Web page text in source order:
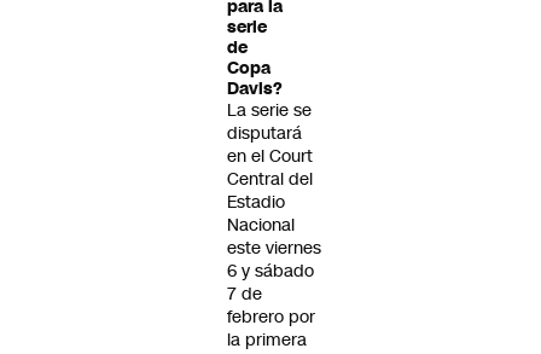
para la
serie
de
Copa
Davis?
La serie se
disputará
en el Court
Central del
Estadio
Nacional
este viernes
6 y sábado
7 de
febrero por
la primera